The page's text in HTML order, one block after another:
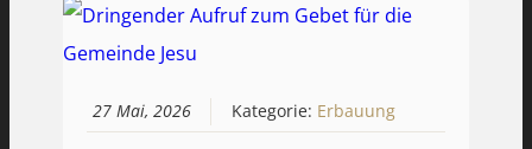
27 Mai, 2026 Kategorie: Erbauung